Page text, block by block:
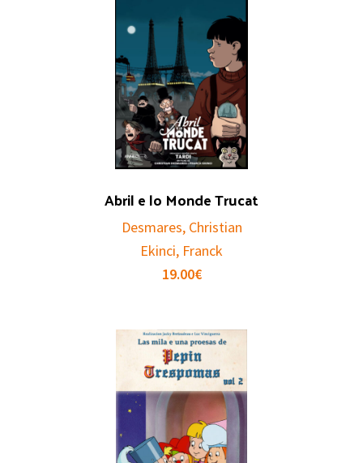
Abril e lo Monde Trucat
Desmares, Christian
Ekinci, Franck
19.00€